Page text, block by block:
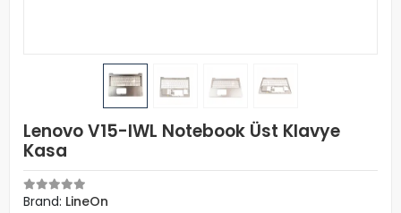
Lenovo V15-IWL Notebook Üst Klavye
Kasa
Brand: LineOn